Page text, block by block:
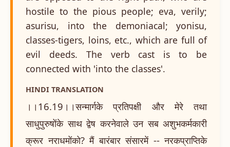
hostile to the pious people; eva, verily;
asurisu, into the demoniacal; yonisu,
classes-tigers, loins, etc., which are full of
evil deeds. The verb cast is to be
connected with 'into the classes'.
HINDI TRANSLATION
।।16.19।।सन्मार्गके प्रतिपक्षी और मेरे तथा
साधुपुरुषोंके साथ द्वेष करनेवाले उन सब अशुभकर्मकारी
क्रूर नराधमोंको? मैं बारंबार संसारमें -- नरकप्राप्तिके